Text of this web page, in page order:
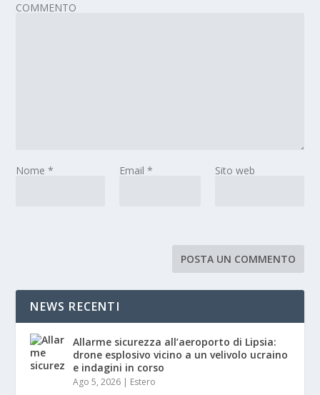
COMMENTO
Nome* Email * Sito web
NEWS RECENTI
Allarme sicurezza all’aeroporto di Lipsia:
drone esplosivo vicino a un velivolo ucraino
e indagini in corso
Ago 5, 2026 | Estero